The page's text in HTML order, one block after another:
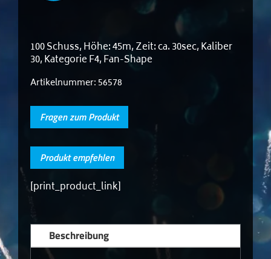
100 Schuss, Höhe: 45m, Zeit: ca. 30sec, Kaliber
30, Kategorie F4, Fan-Shape
Artikelnummer: 56578
Fragen zum Produkt
Produkt empfehlen
[print_product_link]
Beschreibung